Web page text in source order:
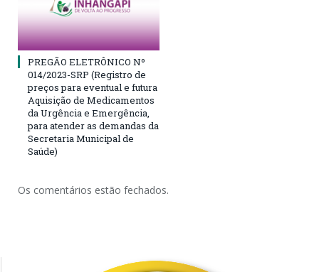
PREGÃO ELETRÔNICO Nº
014/2023-SRP (Registro de
preços para eventual e futura
Aquisição de Medicamentos
da Urgência e Emergência,
para atender as demandas da
Secretaria Municipal de
Saúde)
Os comentários estão fechados.